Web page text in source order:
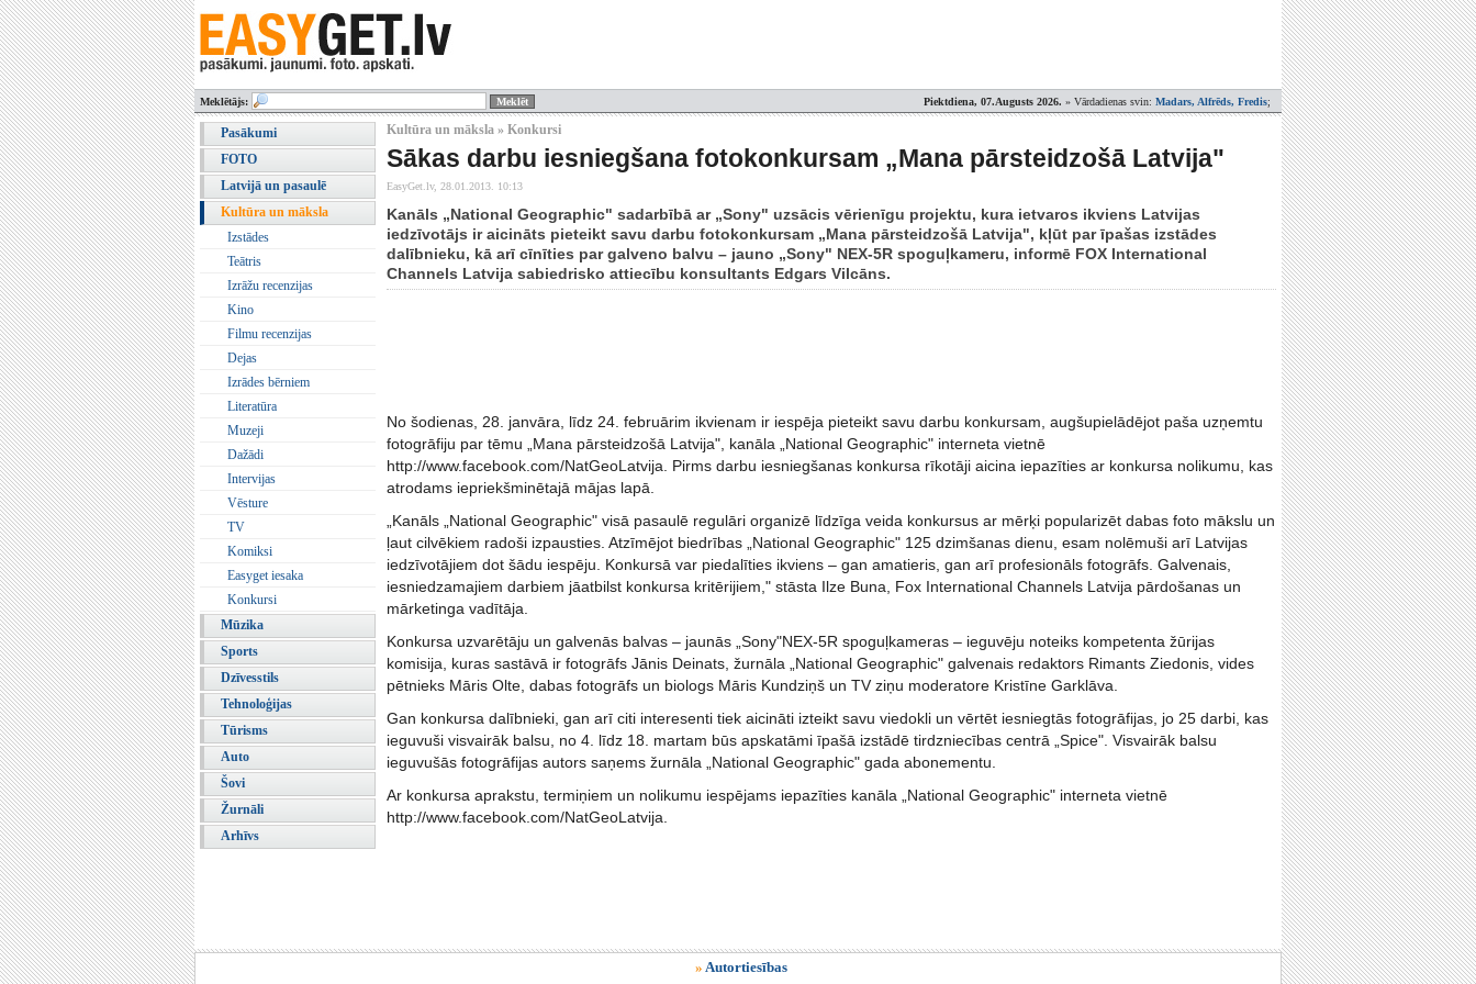
Piektdiena, 07.Augusts 2026. » Vārdadienas svin: Madars, Alfrēds, Fredis;
Meklētājs:
Pasākumi
FOTO
Latvijā un pasaulē
Kultūra un māksla
Izstādes
Teātris
Izrāžu recenzijas
Kino
Filmu recenzijas
Dejas
Izrādes bērniem
Literatūra
Muzeji
Dažādi
Intervijas
Vēsture
TV
Komiksi
Easyget iesaka
Konkursi
Mūzika
Sports
Dzīvesstils
Tehnoloģijas
Tūrisms
Auto
Šovi
Žurnāli
Arhīvs
Kultūra un māksla » Konkursi
Sākas darbu iesniegšana fotokonkursam „Mana pārsteidzošā Latvija"
EasyGet.lv, 28.01.2013. 10:13
Kanāls „National Geographic" sadarbībā ar „Sony" uzsācis vērienīgu projektu, kura ietvaros ikviens Latvijas
iedzīvotājs ir aicināts pieteikt savu darbu fotokonkursam „Mana pārsteidzošā Latvija", kļūt par īpašas izstādes
dalībnieku, kā arī cīnīties par galveno balvu – jauno „Sony" NEX-5R spoguļkameru, informē FOX International
Channels Latvija sabiedrisko attiecību konsultants Edgars Vilcāns.
No šodienas, 28. janvāra, līdz 24. februārim ikvienam ir iespēja pieteikt savu darbu konkursam, augšupielādējot paša uzņemtu
fotogrāfiju par tēmu „Mana pārsteidzošā Latvija", kanāla „National Geographic" interneta vietnē
http://www.facebook.com/NatGeoLatvija. Pirms darbu iesniegšanas konkursa rīkotāji aicina iepazīties ar konkursa nolikumu, kas
atrodams iepriekšminētajā mājas lapā.
„Kanāls „National Geographic" visā pasaulē regulāri organizē līdzīga veida konkursus ar mērķi popularizēt dabas foto mākslu un
ļaut cilvēkiem radoši izpausties. Atzīmējot biedrības „National Geographic" 125 dzimšanas dienu, esam nolēmuši arī Latvijas
iedzīvotājiem dot šādu iespēju. Konkursā var piedalīties ikviens – gan amatieris, gan arī profesionāls fotogrāfs. Galvenais,
iesniedzamajiem darbiem jāatbilst konkursa kritērijiem," stāsta Ilze Buna, Fox International Channels Latvija pārdošanas un
mārketinga vadītāja.
Konkursa uzvarētāju un galvenās balvas – jaunās „Sony"NEX-5R spoguļkameras – ieguvēju noteiks kompetenta žūrijas
komisija, kuras sastāvā ir fotogrāfs Jānis Deinats, žurnāla „National Geographic" galvenais redaktors Rimants Ziedonis, vides
pētnieks Māris Olte, dabas fotogrāfs un biologs Māris Kundziņš un TV ziņu moderatore Kristīne Garklāva.
Gan konkursa dalībnieki, gan arī citi interesenti tiek aicināti izteikt savu viedokli un vērtēt iesniegtās fotogrāfijas, jo 25 darbi, kas
ieguvuši visvairāk balsu, no 4. līdz 18. martam būs apskatāmi īpašā izstādē tirdzniecības centrā „Spice". Visvairāk balsu
ieguvušās fotogrāfijas autors saņems žurnāla „National Geographic" gada abonementu.
Ar konkursa aprakstu, termiņiem un nolikumu iespējams iepazīties kanāla „National Geographic" interneta vietnē
http://www.facebook.com/NatGeoLatvija.
» Autortiesības